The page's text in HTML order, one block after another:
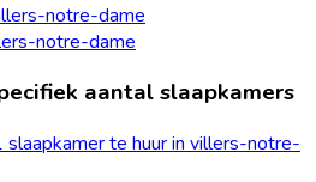
notre-dame
notre-dame
aantal slaapkamers
te huur in villers-notre-